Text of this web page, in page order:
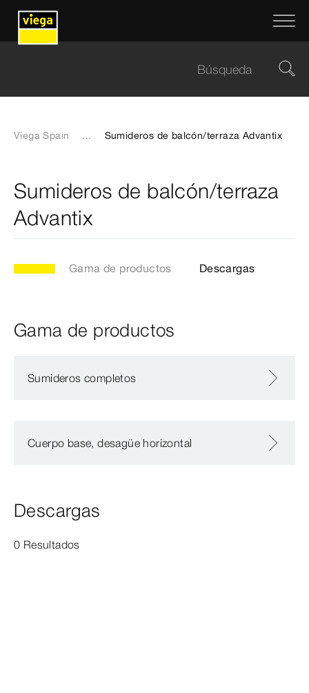
Viega Spain ... Sumideros de balcón/terraza Advantix
Sumideros de balcón/terraza
Advantix
Gama de productos Descargas
Gama de productos
Sumideros completos
Cuerpo base, desagüe horizontal
Descargas
0 Resultados